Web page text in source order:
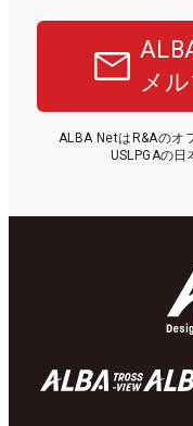
メ
ALBA NetはR&Aのオ
USLPGAの日